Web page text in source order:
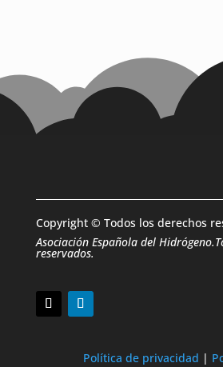
Copyright © Todos los derechos
Asociación Española del
reservados.
Política de privacidad |